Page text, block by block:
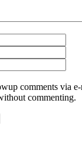
Mail
comments via
commenting.